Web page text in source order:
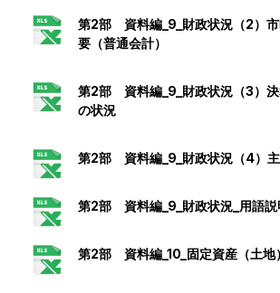
第2部 資料編_9_財政状況（2）
要（普通会計）
第2部 資料編_9_財政状況（3）決
の状況
第2部 資料編_9_財政状況（4）
第2部 資料編_9_財政状況_用語説
第2部 資料編_10_固定資産（土地